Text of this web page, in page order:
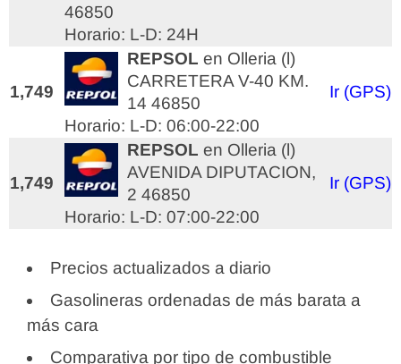
46850
Horario: L-D: 24H
1,749
REPSOL en Olleria (l)
CARRETERA V-40 KM.
14 46850
Horario: L-D: 06:00-22:00
Ir (GPS)
1,749
REPSOL en Olleria (l)
AVENIDA DIPUTACION,
2 46850
Horario: L-D: 07:00-22:00
Ir (GPS)
Precios actualizados a diario
Gasolineras ordenadas de más barata a
más cara
Comparativa por tipo de combustible